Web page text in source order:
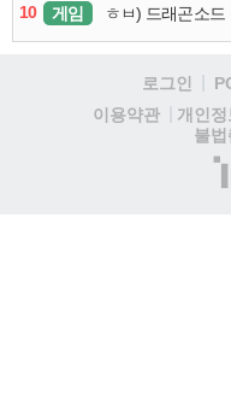
10
게임 ㅎㅂ) 드래곤소드
로그인
이용약관
개인정
불법